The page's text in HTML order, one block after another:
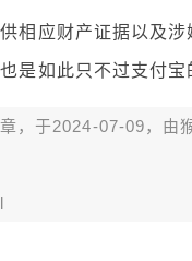
相应财产证据以及
是如此只不过支付宝
，于2024-07-09，由